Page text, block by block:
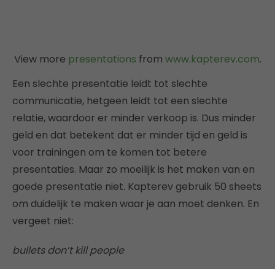
View more presentations from www.kapterev.com.
Een slechte presentatie leidt tot slechte
communicatie, hetgeen leidt tot een slechte
relatie, waardoor er minder verkoop is. Dus minder
geld en dat betekent dat er minder tijd en geld is
voor trainingen om te komen tot betere
presentaties. Maar zo moeilijk is het maken van en
goede presentatie niet. Kapterev gebruik 50 sheets
om duidelijk te maken waar je aan moet denken. En
vergeet niet:
bullets don’t kill people